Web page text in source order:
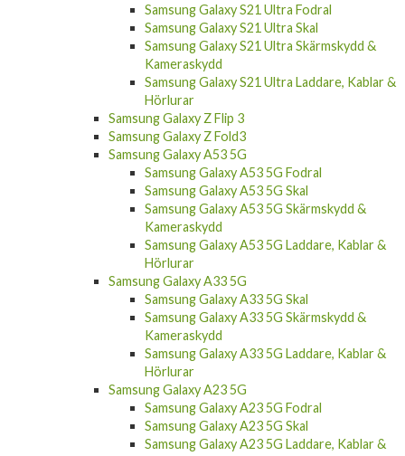
Samsung Galaxy S21 Ultra Fodral
Samsung Galaxy S21 Ultra Skal
Samsung Galaxy S21 Ultra Skärmskydd &
Kameraskydd
Samsung Galaxy S21 Ultra Laddare, Kablar &
Hörlurar
Samsung Galaxy Z Flip 3
Samsung Galaxy Z Fold3
Samsung Galaxy A53 5G
Samsung Galaxy A53 5G Fodral
Samsung Galaxy A53 5G Skal
Samsung Galaxy A53 5G Skärmskydd &
Kameraskydd
Samsung Galaxy A53 5G Laddare, Kablar &
Hörlurar
Samsung Galaxy A33 5G
Samsung Galaxy A33 5G Skal
Samsung Galaxy A33 5G Skärmskydd &
Kameraskydd
Samsung Galaxy A33 5G Laddare, Kablar &
Hörlurar
Samsung Galaxy A23 5G
Samsung Galaxy A23 5G Fodral
Samsung Galaxy A23 5G Skal
Samsung Galaxy A23 5G Laddare, Kablar &